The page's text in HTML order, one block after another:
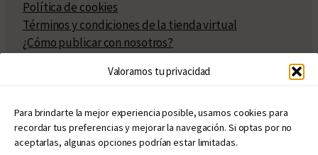
Valoramos tu privacidad
Para brindarte la mejor experiencia posible, usamos cookies para
recordar tus preferencias y mejorar la navegación. Si optas por no
aceptarlas, algunas opciones podrían estar limitadas.
Política de cookies
Términos y condiciones de la tienda virtual
¿Cómo publicar con nosotros?
Políticas de publicación
Políticas de coedición
Atribuciones